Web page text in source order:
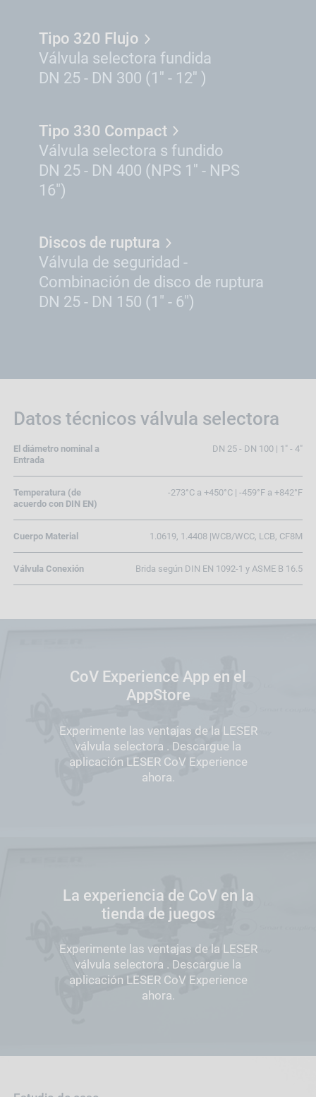
Tipo 320 Flujo
Válvula selectora fundida
DN 25 - DN 300 (1'' - 12'' )
Tipo 330 Compact
Válvula selectora s fundido
DN 25 - DN 400 (NPS 1'' - NPS
16")
Discos de ruptura
Válvula de seguridad -
Combinación de disco de ruptura
DN 25 - DN 150 (1" - 6")
Datos técnicos válvula selectora
El diámetro nominal a
Entrada
DN 25 - DN 100 | 1" - 4"
Temperatura (de
acuerdo con DIN EN)
-273°C a +450°C | -459°F a +842°F
Cuerpo Material 1.0619, 1.4408 |WCB/WCC, LCB, CF8M
Válvula Conexión Brida según DIN EN 1092-1 y ASME B 16.5
CoV Experience App en el
AppStore
Experimente las ventajas de la LESER
válvula selectora . Descargue la
aplicación LESER CoV Experience
ahora.
La experiencia de CoV en la
tienda de juegos
Experimente las ventajas de la LESER
válvula selectora . Descargue la
aplicación LESER CoV Experience
ahora.